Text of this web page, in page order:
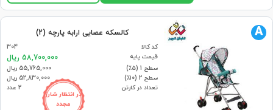
در انتظار شارژ
مجدد
کالسکه عصایی ارابه پارچه (2)
کد کالا
304
قیمت پایه
58,700,000 ریال
سطح 1 (۵٪)
55,765,000 ریال
سطح 2 (۱۰٪)
52,830,000 ریال
تعداد در کارتن
2 عدد
A